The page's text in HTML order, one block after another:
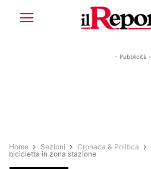
- Pubblicità -
Home Sezioni Cronaca & Politica
bicicletta in zona stazione